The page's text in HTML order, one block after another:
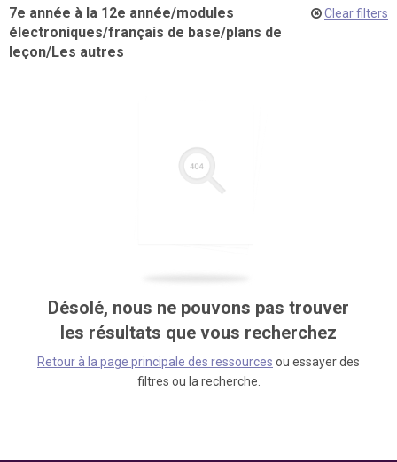
7e année à la 12e année/modules
électroniques/français de base/plans de
leçon/Les autres
Clear filters
Désolé, nous ne pouvons pas trouver
les résultats que vous recherchez
Retour à la page principale des ressources ou essayer des
filtres ou la recherche.